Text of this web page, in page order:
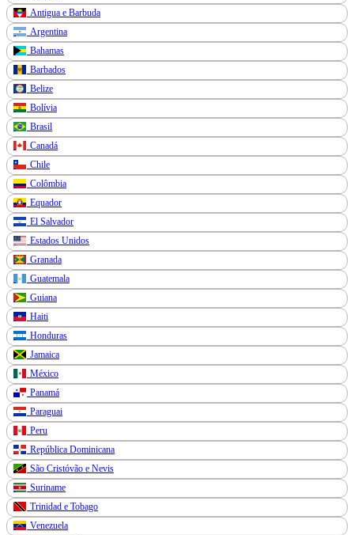
Antigua e Barbuda
Argentina
Bahamas
Barbados
Belize
Bolívia
Brasil
Canadá
Chile
Colômbia
Equador
El Salvador
Estados Unidos
Granada
Guatemala
Guiana
Haiti
Honduras
Jamaica
México
Panamá
Paraguai
Peru
República Dominicana
São Cristóvão e Nevis
Suriname
Trinidad e Tobago
Venezuela